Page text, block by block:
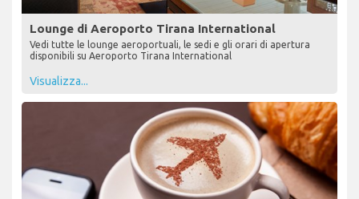
Lounge di Aeroporto Tirana International
Vedi tutte le lounge aeroportuali, le sedi e gli orari di apertura
disponibili su Aeroporto Tirana International
Visualizza...